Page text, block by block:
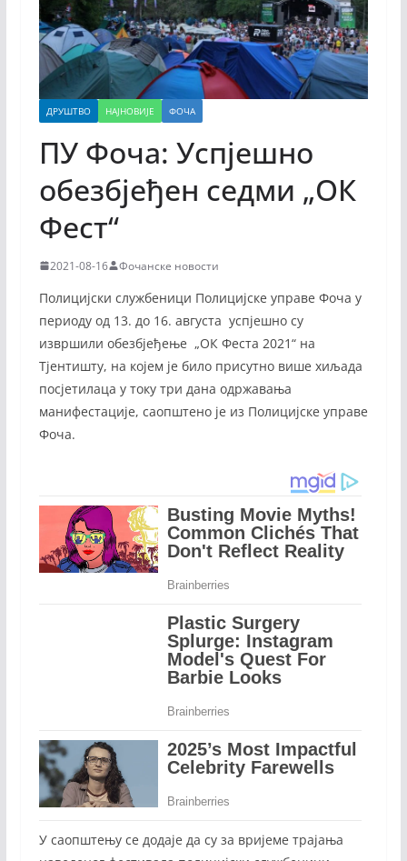
ДРУШТВО НАЈНОВИЈЕ ФОЧА
ПУ Фоча: Успјешно
обезбјеђен седми „ОК
Фест“
2021-08-16 Фочанске новости
Полицијски службеници Полицијске управе Фоча у
периоду од 13. до 16. августа успјешно су
извршили обезбјеђење „ОК Феста 2021“ на
Тјентишту, на којем је било присутно више хиљада
посјетилаца у току три дана одржавања
манифестације, саопштено је из Полицијске управе
Фоча.
У саопштењу се додаје да су за вријеме трајања